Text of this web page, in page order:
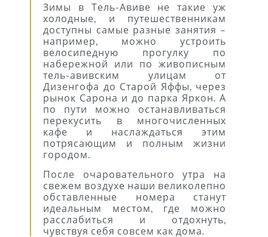
Зимы в Тель-Авиве не такие уж
холодные, и путешественникам
доступны самые разные занятия –
например, можно устроить
велосипедную прогулку по
набережной или по живописным
тель-авивским улицам от
Дизенгофа до Старой Яффы, через
рынок Сарона и до парка Яркон. А
по пути можно останавливаться
перекусить в многочисленных
кафе и наслаждаться этим
потрясающим и полным жизни
городом.
После очаровательного утра на
свежем воздухе наши великолепно
обставленные номера станут
идеальным местом, где можно
расслабиться и отдохнуть,
чувствуя себя совсем как дома.